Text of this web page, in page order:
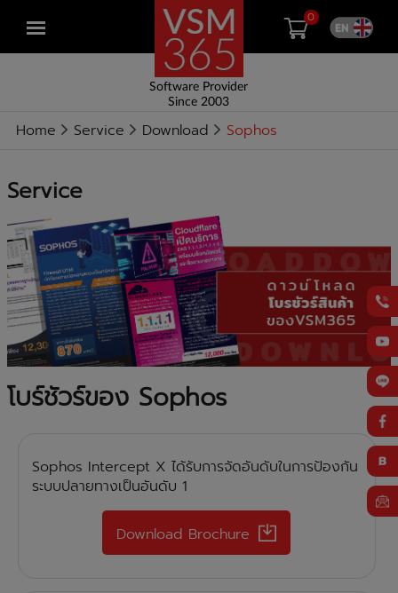
Open
Software Provider
Since 2003
0
Home Service Download Sophos
Service
โบร์ชัวร์ของ Sophos
Sophos Intercept X ได้รับการจัดอันดับในการป้องกัน
ระบบปลายทางเป็นอันดับ 1
Download Brochure